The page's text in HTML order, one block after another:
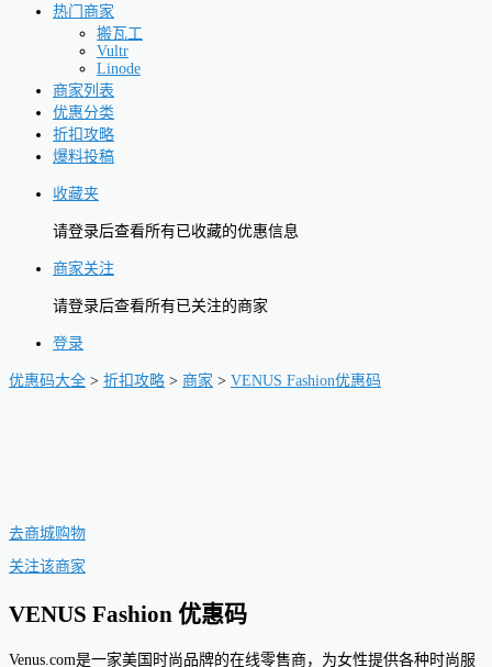
热门商家
搬瓦工
Vultr
Linode
商家列表
优惠分类
折扣攻略
爆料投稿
收藏夹
请登录后查看所有已收藏的优惠信息
商家关注
请登录后查看所有已关注的商家
登录
优惠码大全 > 折扣攻略 > 商家 > VENUS Fashion优惠码
去商城购物
关注该商家
VENUS Fashion 优惠码
Venus.com是一家美国时尚品牌的在线零售商，为女性提供各种时尚服